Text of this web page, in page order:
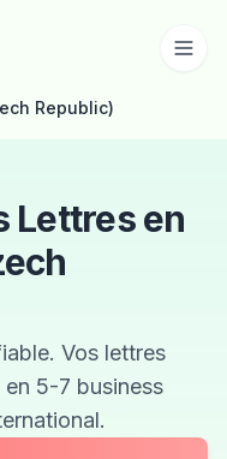
Republic)
Lettres en
Vos lettres
5-7 business